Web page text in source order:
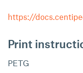
https://
Print
PETG